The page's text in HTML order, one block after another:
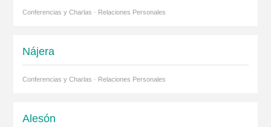
Conferencias y Charlas · Relaciones Personales
Nájera
Conferencias y Charlas · Relaciones Personales
Alesón